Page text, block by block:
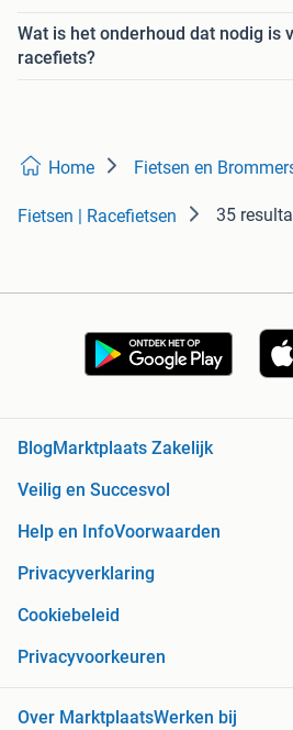
Wat is het onderhoud dat nodig is
racefiets?
Home Fietsen en
Fietsen | Racefietsen 35
Blog Marktplaats Zakelijk
Veilig en Succesvol
Help en InfoVoorwaarden
Privacyverklaring
Cookiebeleid
Privacyvoorkeuren
Over MarktplaatsWerken bij